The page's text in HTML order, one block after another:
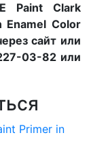
Paint Clark
Enamel Color
сайт или
03-82 или